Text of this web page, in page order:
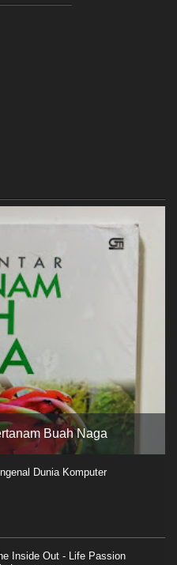
Buah Naga
Dunia Komputer
Inside Out - Life Passion